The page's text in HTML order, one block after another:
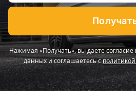
Нажимая «Получать», вы даете
данных и соглашаетесь с